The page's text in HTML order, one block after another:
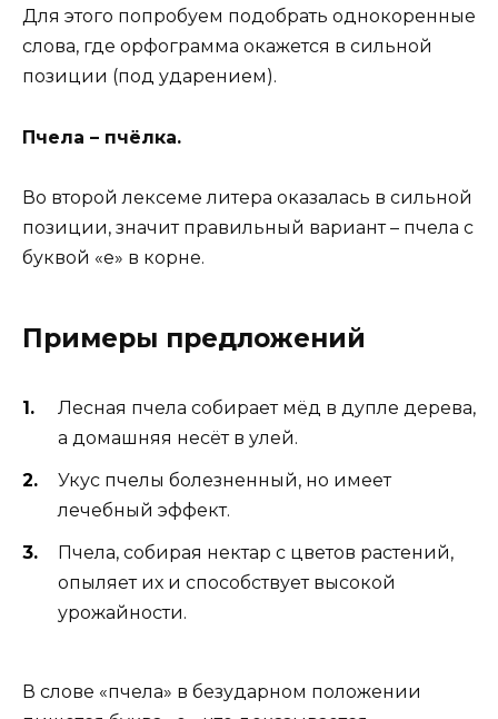
Для этого попробуем подобрать однокоренные
слова, где орфограмма окажется в сильной
позиции (под ударением).
Пчела – пчёлка.
Во второй лексеме литера оказалась в сильной
позиции, значит правильный вариант – пчела с
буквой «е» в корне.
Примеры предложений
Лесная пчела собирает мёд в дупле дерева,
а домашняя несёт в улей.
Укус пчелы болезненный, но имеет
лечебный эффект.
Пчела, собирая нектар с цветов растений,
опыляет их и способствует высокой
урожайности.
В слове «пчела» в безударном положении